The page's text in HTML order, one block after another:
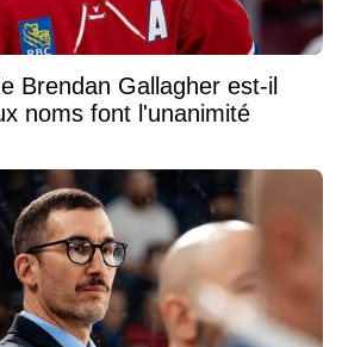
Brendan Gallagher est-il
noms font l'unanimité